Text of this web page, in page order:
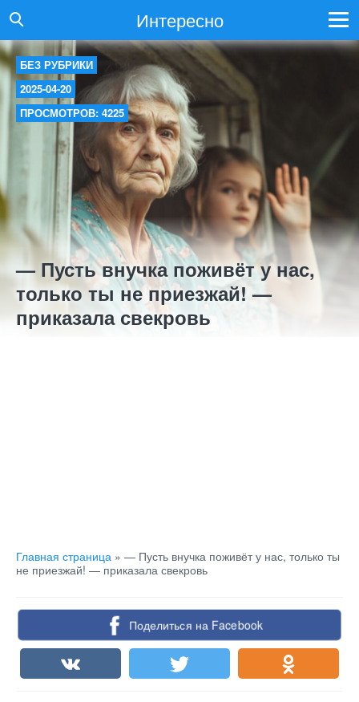
Интересно
БЕЗ РУБРИКИ
2025-04-20
ПРОСМОТРОВ: 4225
— Пусть внучка поживёт у нас,
только ты не приезжай! —
приказала свекровь
Главная страница » — Пусть внучка поживёт у нас, только ты
не приезжай! — приказала свекровь
Поделиться на Facebook